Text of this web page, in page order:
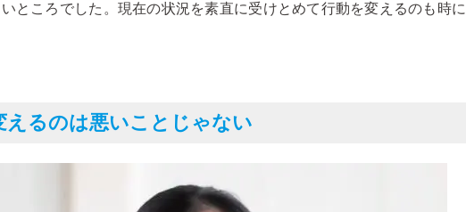
ところでした。現在の状況を素直に受けとめて行動を変えるのも時に
えるのは悪いことじゃない